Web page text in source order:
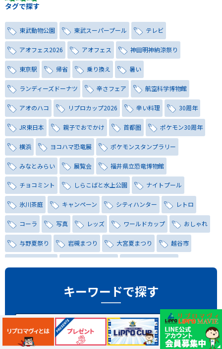
タグで探す
東武動物公園 東武スーパープール テレビ
アオフェス2026 アオフェス 神田明神納涼祭り
東京駅 帰省 乗り換え 暑い
ランディーズドーナツ 辛さフェア 航空科学博物館
アオのハコ リプロカップ2026 辛い料理 30周年
JR東日本 親子でおでかけ 首都圏 ポケモン30周年
横浜 ヨコハマ恐竜展 ポケモンスタンプラリー
みなとみらい 展覧会 福井県立恐竜博物館
チョコミント しらこばと水上公園 ナイトプール
氷川茶庭 キャンペーン シティハンター レトロ
コーラ 写真 レッズ ワールドカップ おしゃれ
与野夏祭り 岩槻まつり 大宮夏まつり 越谷市
サマードリンク
大宮駅西口 バラ お散歩 楽しむ方法 野球観戦
観戦ガイド モラン 夏のネタ 暑さ対策2026
キーワードで探す